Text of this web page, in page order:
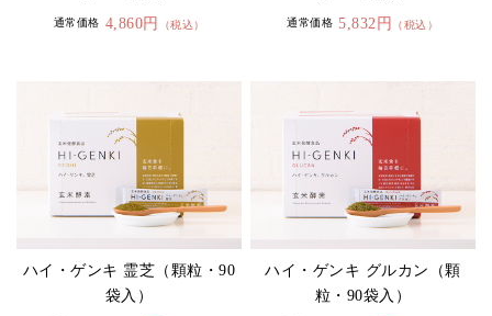
通常価格 4,860円 （税込） 通常価格 5,832円 （税込）
ハイ・ゲンキ 霊芝（顆粒・90
袋入）
ハイ・ゲンキ グルカン（顆
粒・90袋入）